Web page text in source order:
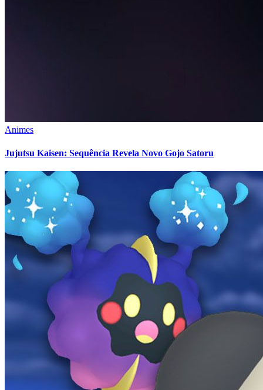
Animes
Jujutsu Kaisen: Sequência Revela Novo Gojo Satoru